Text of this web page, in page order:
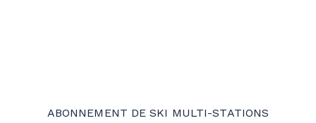
ABONNEMENT DE SKI MULTI-STATIONS